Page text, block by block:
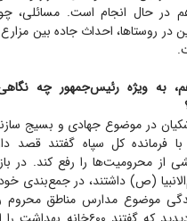
در حال انجام است. مسائلی،
روستا‌ها، احداث جاده بین
به ویژه رئیس‌جمهور چه
در موضوع جهادی و بسیج
فرمانده کل سپاه گفتند قصد
از محرومیت‌ها را رفع کند. در
(ص) داشتند، در جمع‌بندی
موضوع مدارس مناطق محروم